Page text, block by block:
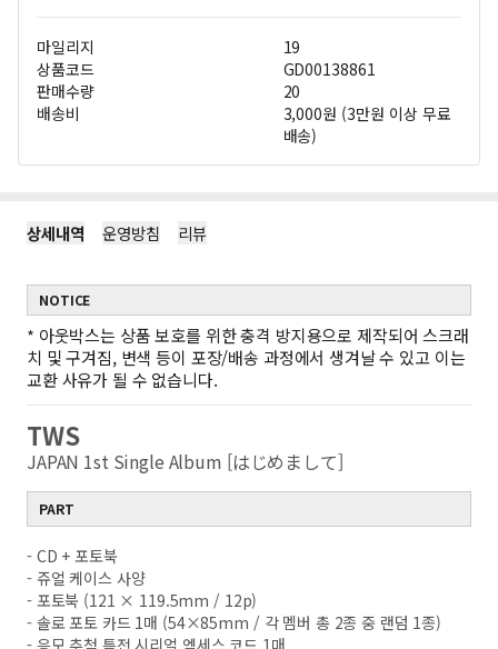
마일리지
19
상품코드
GD00138861
판매수량
20
배송비
3,000원 (3만원 이상 무료
배송)
상세내역 운영방침 리뷰
NOTICE
* 아웃박스는 상품 보호를 위한 충격 방지용으로 제작되어 스크래
치 및 구겨짐, 변색 등이 포장/배송 과정에서 생겨날 수 있고 이는
교환 사유가 될 수 없습니다.
TWS
JAPAN 1st Single Album [はじめまして]
PART
-CD + 포토북
- 쥬얼 케이스 사양
- 포토북 (121 × 119.5mm / 12p)
- 솔로 포토 카드 1매 (54×85mm / 각 멤버 총 2종 중 랜덤 1종)
- 응모 추첨 특전 시리얼 엑세스 코드 1매